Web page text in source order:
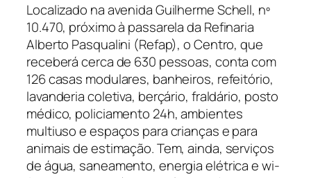
Localizado na avenida Guilherme Schell, nº
10.470, próximo à passarela da Refinaria
Alberto Pasqualini (Refap), o Centro, que
receberá cerca de 630 pessoas, conta com
126 casas modulares, banheiros, refeitório,
lavanderia coletiva, berçário, fraldário, posto
médico, policiamento 24h, ambientes
multiuso e espaços para crianças e para
animais de estimação. Tem, ainda, serviços
de água, saneamento, energia elétrica e wi-